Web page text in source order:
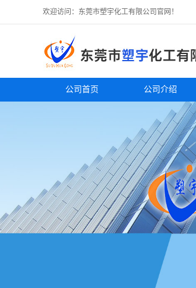
欢迎访问：东莞市塑宇化工有限公司官网！
公司首页 公司介绍